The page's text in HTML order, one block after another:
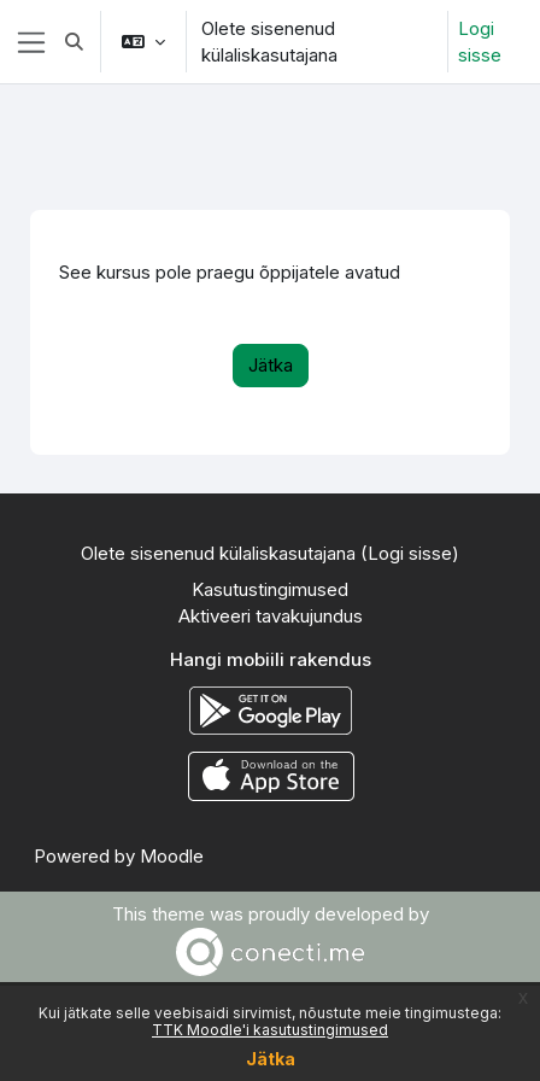
Jäta vahele peasisuni
Kui jätkate selle veebisaidi sirvimist, nõustute meie tingimustega:
TTK Moodle'i kasutustingimused
Jätka
Küljepaneel
Lülitab otsingu sisendi
Olete sisenenud
külaliskasutajana
Logi
sisse
See kursus pole praegu õppijatele avatud
Jätka
Olete sisenenud külaliskasutajana (Logi sisse)
Kasutustingimused
Aktiveeri tavakujundus
Hangi mobiili rakendus
Powered by Moodle
This theme was proudly developed by